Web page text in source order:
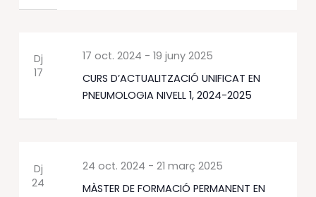
Dj
17
CURS D’ACTUALITZACIÓ UNIFICAT EN
PNEUMOLOGIA NIVELL 1, 2024-2025
17 oct. 2024 - 19 juny 2025
Dj
24
MÀSTER DE FORMACIÓ PERMANENT EN
24 oct. 2024 - 21 març 2025